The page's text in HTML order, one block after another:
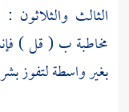
الثالث
مخاطبة ب ( قل )
بغير واسطة لتفوز